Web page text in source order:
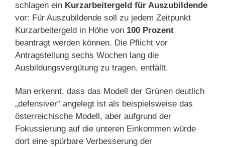
schlagen ein Kurzarbeitergeld für Auszubildende
vor: Für Auszubildende soll zu jedem Zeitpunkt
Kurzarbeitergeld in Höhe von 100 Prozent
beantragt werden können. Die Pflicht vor
Antragstellung sechs Wochen lang die
Ausbildungsvergütung zu tragen, entfällt.
Man erkennt, dass das Modell der Grünen deutlich
„defensiver“ angelegt ist als beispielsweise das
österreichische Modell, aber aufgrund der
Fokussierung auf die unteren Einkommen würde
dort eine spürbare Verbesserung der